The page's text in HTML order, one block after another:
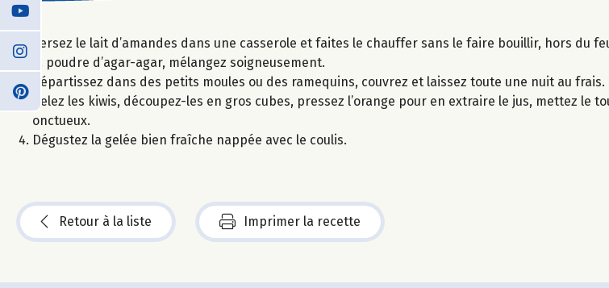
Versez le lait d’amandes dans une casserole et faites le chauffer sans le faire bouillir, hors du
la poudre d’agar-agar, mélangez soigneusement.
Répartissez dans des petits moules ou des ramequins, couvrez et laissez toute une nuit au frais.
Pelez les kiwis, découpez-les en gros cubes, pressez l’orange pour en extraire le jus, mettez le
onctueux.
Dégustez la gelée bien fraîche nappée avec le coulis.
Retour à la liste Imprimer la recette